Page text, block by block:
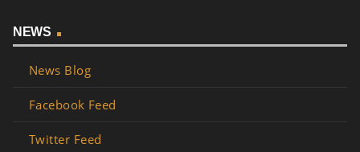
NEWS
News Blog
Facebook Feed
Twitter Feed